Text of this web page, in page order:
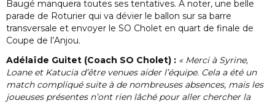
Baugé manquera toutes ses tentatives. À noter, une belle
parade de Roturier qui va dévier le ballon sur sa barre
transversale et envoyer le SO Cholet en quart de finale de
Coupe de l’Anjou.
Adélaïde Guitet (Coach SO Cholet) : « Merci à Syrine,
Loane et Katucia d’être venues aider l’équipe. Cela a été un
match compliqué suite à de nombreuses absences, mais les
joueuses présentes n’ont rien lâché pour aller chercher la